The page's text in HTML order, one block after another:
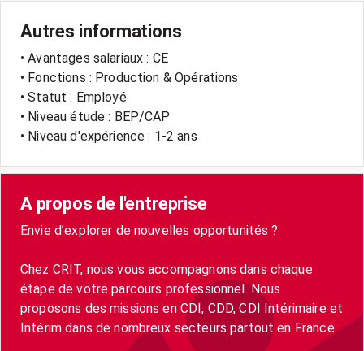
Autres informations
• Avantages salariaux : CE
• Fonctions : Production & Opérations
• Statut : Employé
• Niveau étude : BEP/CAP
• Niveau d'expérience : 1-2 ans
A propos de l'entreprise
Envie d’explorer de nouvelles opportunités ?
Chez CRIT, nous vous accompagnons dans chaque
étape de votre parcours professionnel. Nous
proposons des missions en CDI, CDD, CDI Intérimaire et
Intérim dans de nombreux secteurs partout en France.